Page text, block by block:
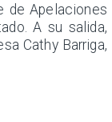
de Apelaciones
A su salida,
Cathy Barriga,